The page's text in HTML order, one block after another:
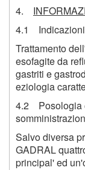
4.
4.1 Indicazioni
Trattamento
esofagite da
gastriti e
eziologia
4.2 Posologia
Salvo diversa
GADRAL
principal' ed